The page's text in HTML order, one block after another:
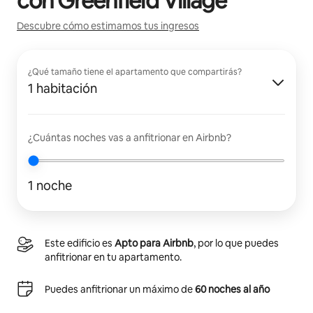
Descubre cómo estimamos tus ingresos
¿Qué tamaño tiene el apartamento que compartirás?
1 habitación
¿Cuántas noches vas a anfitrionar en Airbnb?
1 noche
Este edificio es Apto para Airbnb, por lo que puedes
anfitrionar en tu apartamento.
Puedes anfitrionar un máximo de60 noches al año